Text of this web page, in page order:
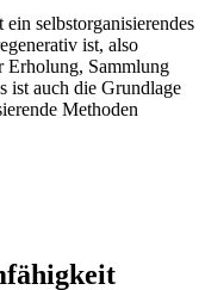
selbstorganisierendes
ist, also
Erholung, Sammlung
ist auch die Grundlage
Methoden